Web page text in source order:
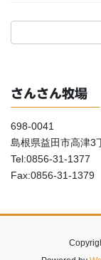
さんさん牧場
698-0041
島根県益田市高津3
Tel:0856-31-1377
Fax:0856-31-1379